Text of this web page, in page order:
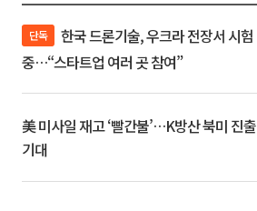
단독
중…“스타트업 여러 곳 참여”
美 미사일 재고 ‘빨간불’…K방산 북미 진출
기대